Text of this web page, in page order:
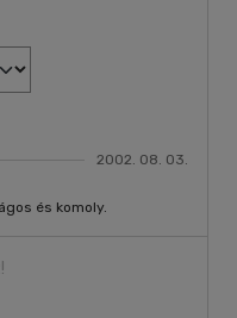
2002. 08. 03.
és komoly.